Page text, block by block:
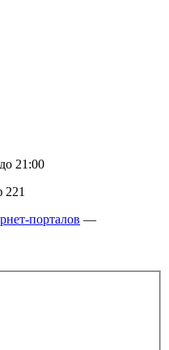
21:00
221
порталов —